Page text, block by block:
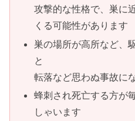
攻撃的な性格で、巣に
くる可能性があります
巣の場所が高所など、
と
転落など思わぬ事故に
蜂刺され死亡する方が
しゃいます